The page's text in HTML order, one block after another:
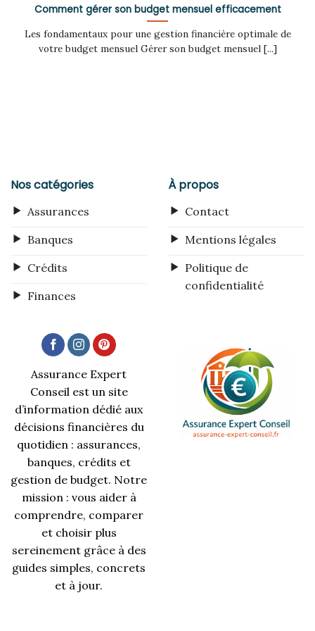
Comment gérer son budget mensuel efficacement
Les fondamentaux pour une gestion financière optimale de
votre budget mensuel Gérer son budget mensuel [...]
Nos catégories
Assurances
Banques
Crédits
Finances
À propos
Contact
Mentions légales
Politique de
confidentialité
Assurance Expert
Conseil est un site
d’information dédié aux
décisions financières du
quotidien : assurances,
banques, crédits et
gestion de budget. Notre
mission : vous aider à
comprendre, comparer
et choisir plus
sereinement grâce à des
guides simples, concrets
et à jour.